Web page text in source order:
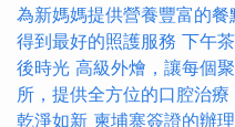
為新媽媽提供營養豐富的餐
得到最好的照護服務 下午
後時光 高級外燴，讓每個
所，提供全方位的口腔治療
乾淨如新 柬埔寨簽證的辦